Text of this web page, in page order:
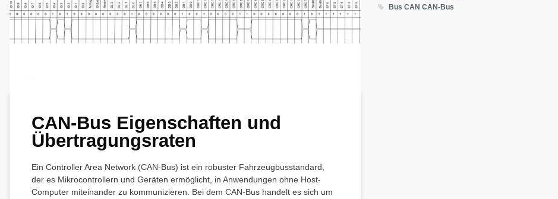
CAN-Bus Eigenschaften und
Übertragungsraten
Ein Controller Area Network (CAN-Bus) ist ein robuster Fahrzeugbusstandard,
der es Mikrocontrollern und Geräten ermöglicht, in Anwendungen ohne Host-
Computer miteinander zu kommunizieren. Bei dem CAN-Bus handelt es sich um
Bus CAN CAN-Bus